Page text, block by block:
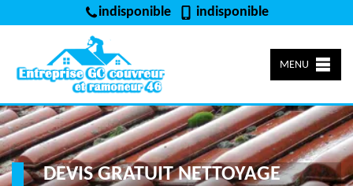
indisponible indisponible
MENU
DEVIS GRATUIT NETTOYAGE